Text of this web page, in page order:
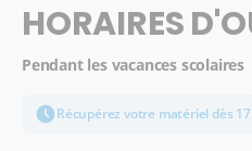
HORAIRES
Pendant les vacances scolaires
Récupérez votre matériel dès